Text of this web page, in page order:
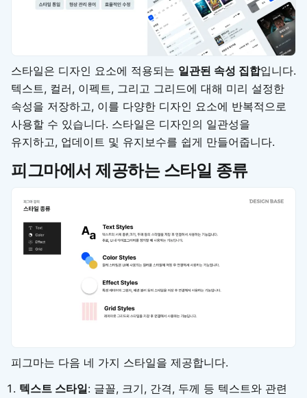
스타일은 디자인 요소에 적용되는 일관된 속성 집합입니다.
텍스트, 컬러, 이펙트, 그리고 그리드에 대해 미리 설정한
속성을 저장하고, 이를 다양한 디자인 요소에 반복적으로
사용할 수 있습니다. 스타일은 디자인의 일관성을
유지하고, 업데이트 및 유지보수를 쉽게 만들어줍니다.
피그마에서 제공하는 스타일 종류
피그마는 다음 네 가지 스타일을 제공합니다.
텍스트 스타일: 글꼴, 크기, 간격, 두께 등 텍스트와 관련